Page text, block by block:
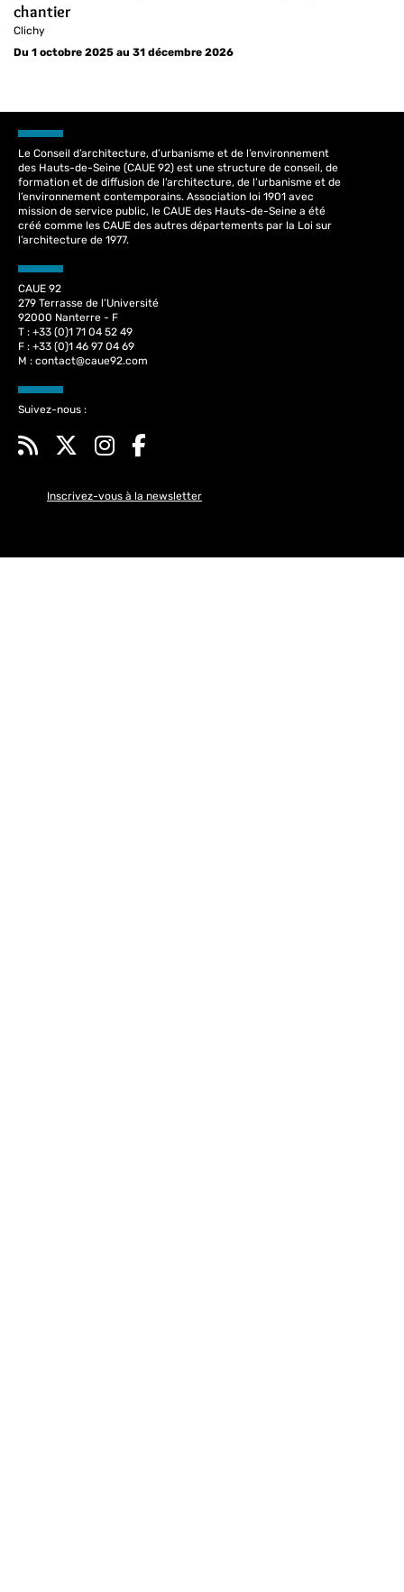
chantier
Clichy
Du 1 octobre 2025 au 31 décembre 2026
Le Conseil d’architecture, d’urbanisme et de l’environnement
des Hauts-de-Seine (CAUE 92) est une structure de conseil, de
formation et de diffusion de l’architecture, de l’urbanisme et de
l’environnement contemporains. Association loi 1901 avec
mission de service public, le CAUE des Hauts-de-Seine a été
créé comme les CAUE des autres départements par la Loi sur
l’architecture de 1977.
CAUE 92
279 Terrasse de l’Université
92000 Nanterre - F
T : +33 (0)1 71 04 52 49
F : +33 (0)1 46 97 04 69
M : contact@caue92.com
Suivez-nous :
Inscrivez-vous à la newsletter